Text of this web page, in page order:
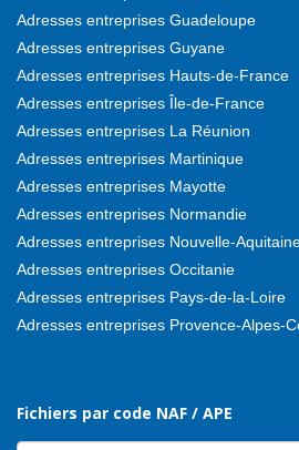
Adresses entreprises Guadeloupe
Adresses entreprises Guyane
Adresses entreprises Hauts-de-France
Adresses entreprises Île-de-France
Adresses entreprises La Réunion
Adresses entreprises Martinique
Adresses entreprises Mayotte
Adresses entreprises Normandie
Adresses entreprises Nouvelle-
Adresses entreprises Occitanie
Adresses entreprises Pays-de-la-Loire
Adresses entreprises Provence-Alpes-
Fichiers par code NAF / APE